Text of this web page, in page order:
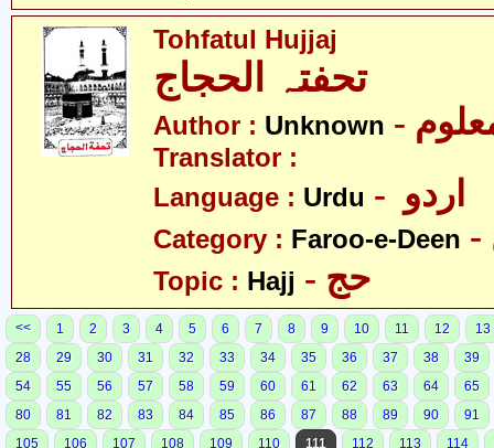
Tohfatul Hujjaj
تحفتہ الحجاج
Author : Unknown
Translator :
Language : Urdu
Category : Faroo-e-Deen
Topic : Hajj - حج
<< 1 2 3 4 5 6 7 8 9 10 11 12
13
28
29 30 31 32 33 34 35 36 37 38
39
54
55 56 57 58 59 60 61 62 63 64
65
80
81 82 83 84 85 86 87 88 89 90
91
105
106 107 108 109 110 111 112 113 114